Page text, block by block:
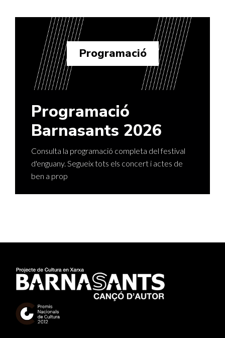
Programació
Programació
Barnasants 2026
Consulta la programació completa del festival
d'enguany. Segueix tots els concert i actes de
ben a prop